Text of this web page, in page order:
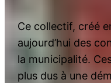
Ce collectif, créé
aujourd’hui des
la municipalité.
plus dus à une